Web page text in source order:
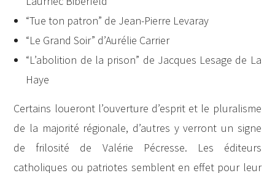
“Tue ton patron” de Jean-Pierre Levaray
“Le Grand Soir” d’Aurélie Carrier
“L’abolition de la prison” de Jacques Lesage de La
Haye
Certains loueront l’ouverture d’esprit et le pluralisme
de la majorité régionale, d’autres y verront un signe
de frilosité de Valérie Pécresse. Les éditeurs
catholiques ou patriotes semblent en effet pour leur